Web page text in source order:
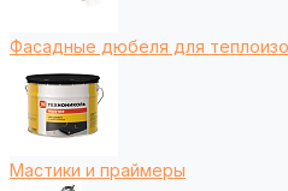
Фасадные дюбеля для
Мастики и праймеры